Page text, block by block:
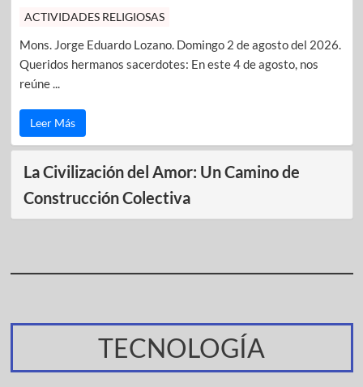
ACTIVIDADES RELIGIOSAS
Mons. Jorge Eduardo Lozano. Domingo 2 de agosto del 2026.
Queridos hermanos sacerdotes: En este 4 de agosto, nos
reúne ...
Leer Más
La Civilización del Amor: Un Camino de
Construcción Colectiva
TECNOLOGÍA